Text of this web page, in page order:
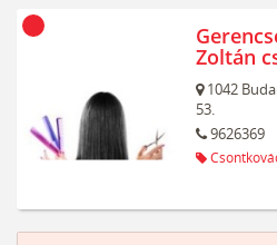
Zoltán
1042
53.
9626369